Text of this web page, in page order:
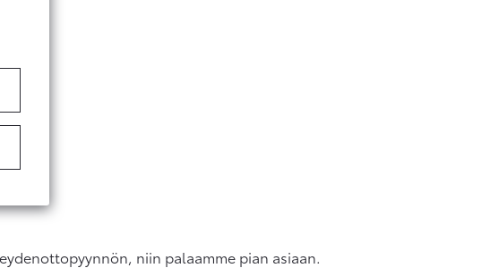
niin palaamme pian asiaan.